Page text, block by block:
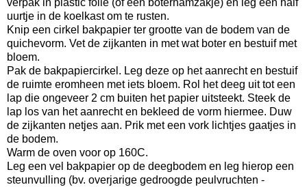
verpak in plastic folie (of een boterhamzakje) en leg een half
uurtje in de koelkast om te rusten.
Knip een cirkel bakpapier ter grootte van de bodem van de
quichevorm. Vet de zijkanten in met wat boter en bestuif met
bloem.
Pak de bakpapiercirkel. Leg deze op het aanrecht en bestuif
de ruimte eromheen met iets bloem. Rol het deeg uit tot een
lap die ongeveer 2 cm buiten het papier uitsteekt. Steek de
lap los van het aanrecht en bekleed de vorm hiermee. Duw
de zijkanten netjes aan. Prik met een vork lichtjes gaatjes in
de bodem.
Warm de oven voor op 160C.
Leg een vel bakpapier op de deegbodem en leg hierop een
steunvulling (bv. overjarige gedroogde peulvruchten -